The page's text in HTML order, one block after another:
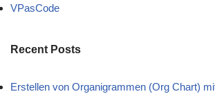
VPasCode
Recent Posts
Erstellen von Organigrammen (Org Chart)